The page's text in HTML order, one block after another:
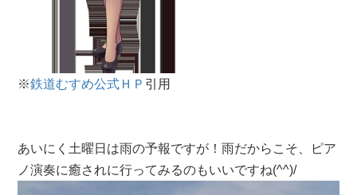
※鉄道むすめ公式ＨＰ 引用
あいにく土曜日は雨の予報ですが！雨だからこそ、ピア
ノ演奏に癒されに行ってみるのもいいですね(^^)/